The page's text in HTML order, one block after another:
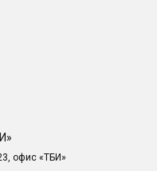
офис «ТБИ»